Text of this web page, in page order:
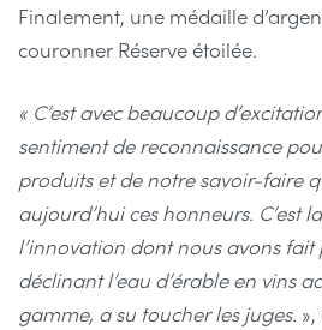
Finalement, une médaille
couronner Réserve étoilée.
« C’est avec beaucoup
sentiment de reconnaissance
produits et de notre savoir-faire
aujourd’hui ces honneurs. C’est
l’innovation dont nous avons fait
déclinant l’eau d’érable en vins
gamme, a su toucher les juges.